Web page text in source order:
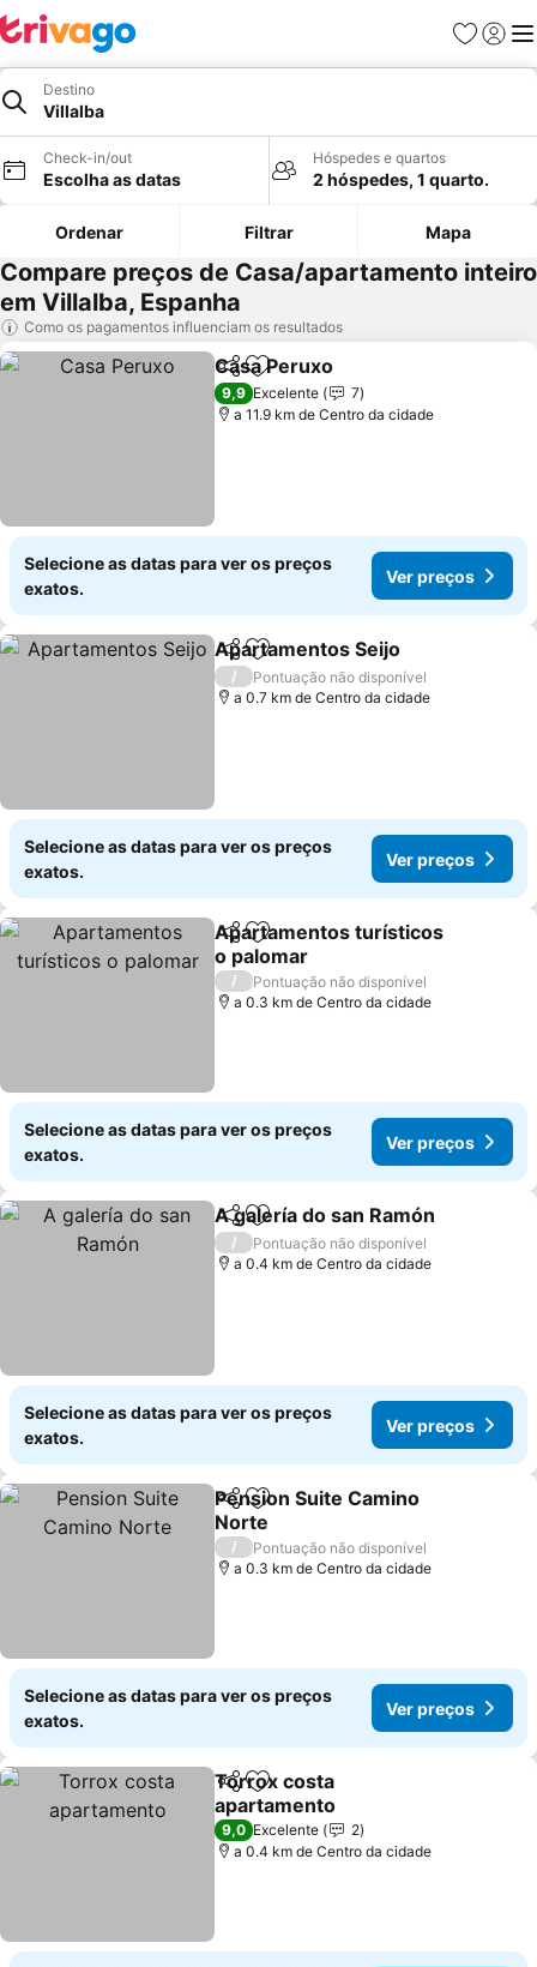
Favoritos
Iniciar
Destino
Villalba
Check-in/out
Escolha as datas
Hóspedes e quartos
2 hóspedes, 1 quarto.
Ordenar Filtrar Mapa
Compare preços de Casa/apartamento inteiro
em Villalba, Espanha
Como os pagamentos influenciam os resultados
PartilharAdicionar aos favoritos
Casa Peruxo
9,9 Excelente
7
a 11.9 km de Centro da cidade
Selecione as datas para ver os preços
exatos.
Ver preços
PartilharAdicionar aos favoritos
Apartamentos Seijo
/
Pontuação não disponível
a 0.7 km de Centro da cidade
Selecione as datas para ver os preços
exatos.
Ver preços
PartilharAdicionar aos favoritos
Apartamentos turísticos
o palomar
Ver preços
/
Pontuação não disponível
a 0.3 km de Centro da cidade
Selecione as datas para ver os preços
exatos.
Ver preços
PartilharAdicionar aos favoritos
A galería do san Ramón
/
Pontuação não disponível
a 0.4 km de Centro da cidade
Selecione as datas para ver os preços
exatos.
Ver preços
PartilharAdicionar aos favoritos
Pension Suite Camino
Norte
Ver preços
/
Pontuação não disponível
a 0.3 km de Centro da cidade
Selecione as datas para ver os preços
exatos.
Ver preços
PartilharAdicionar aos favoritos
Torrox costa
apartamento
Ver preços
9,0 Excelente
2
a 0.4 km de Centro da cidade